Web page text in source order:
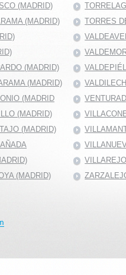
(MADRID)
(MADRID)
TORRES
(MADRID)
(MADRID)
(MADRID
(MADRID)
(MADRID)
(MADRID)